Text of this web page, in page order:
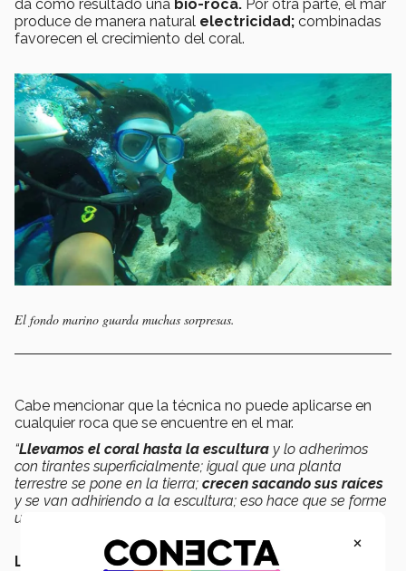
da como resultado una bio-roca. Por otra parte, el mar
produce de manera natural electricidad; combinadas
favorecen el crecimiento del coral.
El fondo marino guarda muchas sorpresas.
Cabe mencionar que la técnica no puede aplicarse en
cualquier roca que se encuentre en el mar.
“Llevamos el coral hasta la escultura y lo adherimos
con tirantes superficialmente; igual que una planta
terrestre se pone en la tierra; crecen sacando sus raíces
y se van adhiriendo a la escultura; eso hace que se forme
un arrecife en la escultura”.
LA ESCULTURA DE ZOE-A LIVING
×